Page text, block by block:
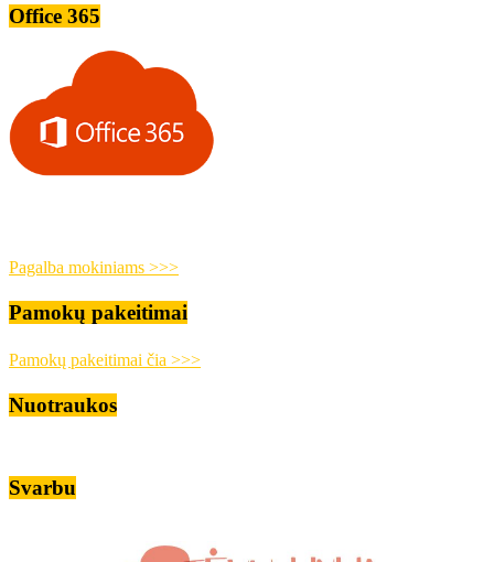
Office 365
Pagalba mokiniams >>>
Pamokų pakeitimai
Pamokų pakeitimai čia >>>
Nuotraukos
Svarbu